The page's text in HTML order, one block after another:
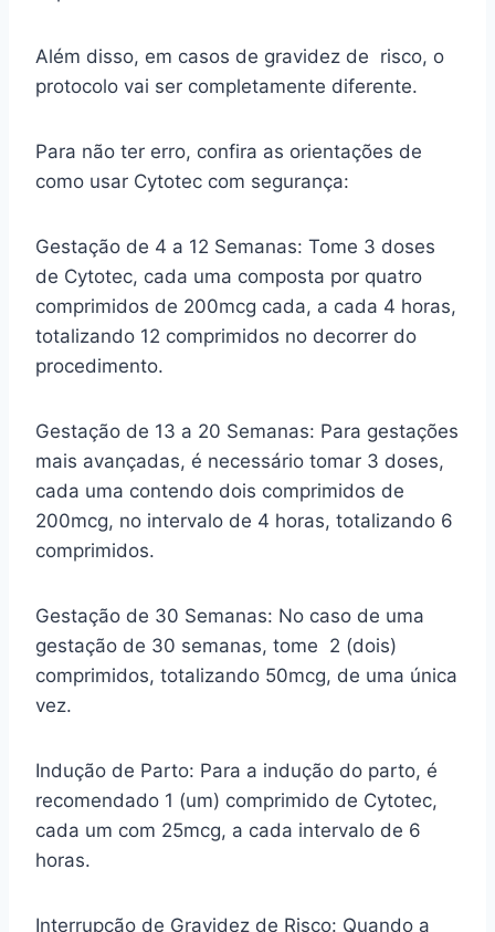
Além disso, em casos de gravidez de risco, o
protocolo vai ser completamente diferente.
Para não ter erro, confira as orientações de
como usar Cytotec com segurança:
Gestação de 4 a 12 Semanas: Tome 3 doses
de Cytotec, cada uma composta por quatro
comprimidos de 200mcg cada, a cada 4 horas,
totalizando 12 comprimidos no decorrer do
procedimento.
Gestação de 13 a 20 Semanas: Para gestações
mais avançadas, é necessário tomar 3 doses,
cada uma contendo dois comprimidos de
200mcg, no intervalo de 4 horas, totalizando 6
comprimidos.
Gestação de 30 Semanas: No caso de uma
gestação de 30 semanas, tome 2 (dois)
comprimidos, totalizando 50mcg, de uma única
vez.
Indução de Parto: Para a indução do parto, é
recomendado 1 (um) comprimido de Cytotec,
cada um com 25mcg, a cada intervalo de 6
horas.
Interrupção de Gravidez de Risco: Quando a